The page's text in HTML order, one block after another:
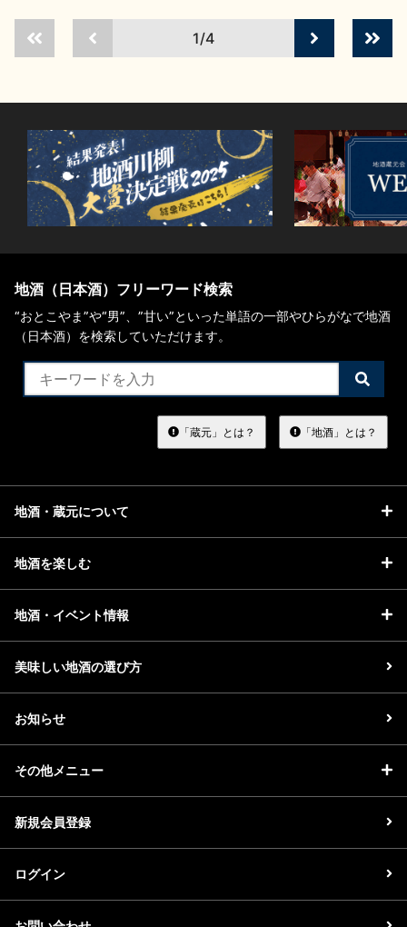
1/4
地酒（日本酒）フリーワード検索
“おとこやま”や“男”、”甘い”といった単語の一部やひらがなで地酒
（日本酒）を検索していただけます。
検
索
る
「蔵元」とは？ 「地酒」とは？
地酒・蔵元について
地酒を楽しむ
地酒・イベント情報
美味しい地酒の選び方
お知らせ
その他メニュー
新規会員登録
ログイン